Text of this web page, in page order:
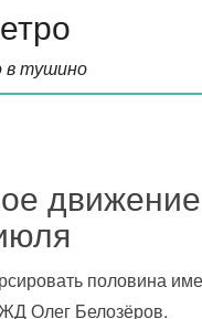
в тушино
половина
Олег Белозёров.